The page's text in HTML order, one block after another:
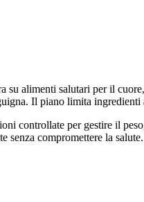
su alimenti salutari per il
Il piano limita
controllate per gestire il
senza compromettere la salute.